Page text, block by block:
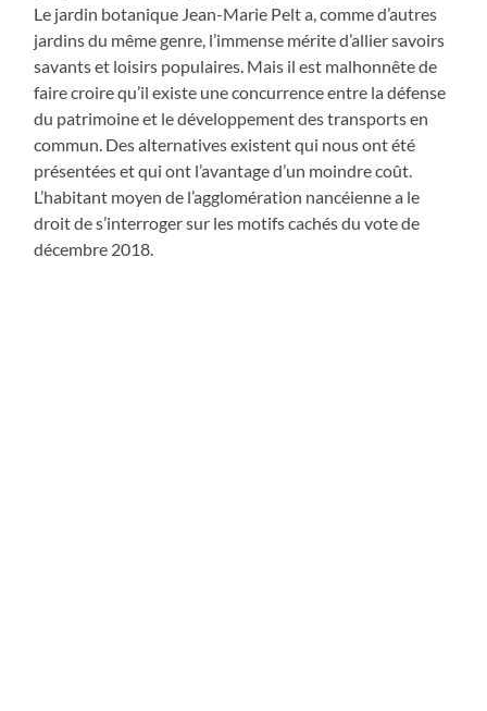
Le jardin botanique Jean-Marie Pelt a, comme d’autres
jardins du même genre, l’immense mérite d’allier savoirs
savants et loisirs populaires. Mais il est malhonnête de
faire croire qu’il existe une concurrence entre la défense
du patrimoine et le développement des transports en
commun. Des alternatives existent qui nous ont été
présentées et qui ont l’avantage d’un moindre coût.
L’habitant moyen de l’agglomération nancéienne a le
droit de s’interroger sur les motifs cachés du vote de
décembre 2018.